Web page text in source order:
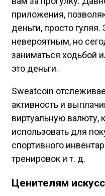
приложения,
деньги, просто гуляя.
невероятным, но
заниматься ходьбой
это деньги.
Sweatcoin
активность и
виртуальную
использовать для
спортивного
тренировок и т. д.
Ценителям